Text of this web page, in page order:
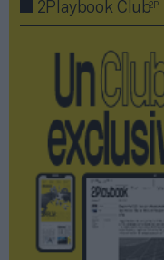
2Playbook Club2P